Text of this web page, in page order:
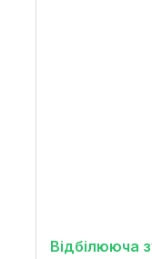
Відбілююча